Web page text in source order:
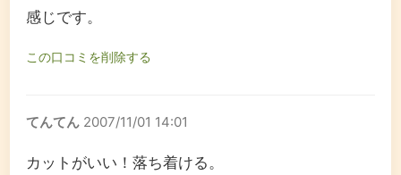
感じです。
この口コミを削除する
てんてん 2007/11/01 14:01
カットがいい！落ち着ける。